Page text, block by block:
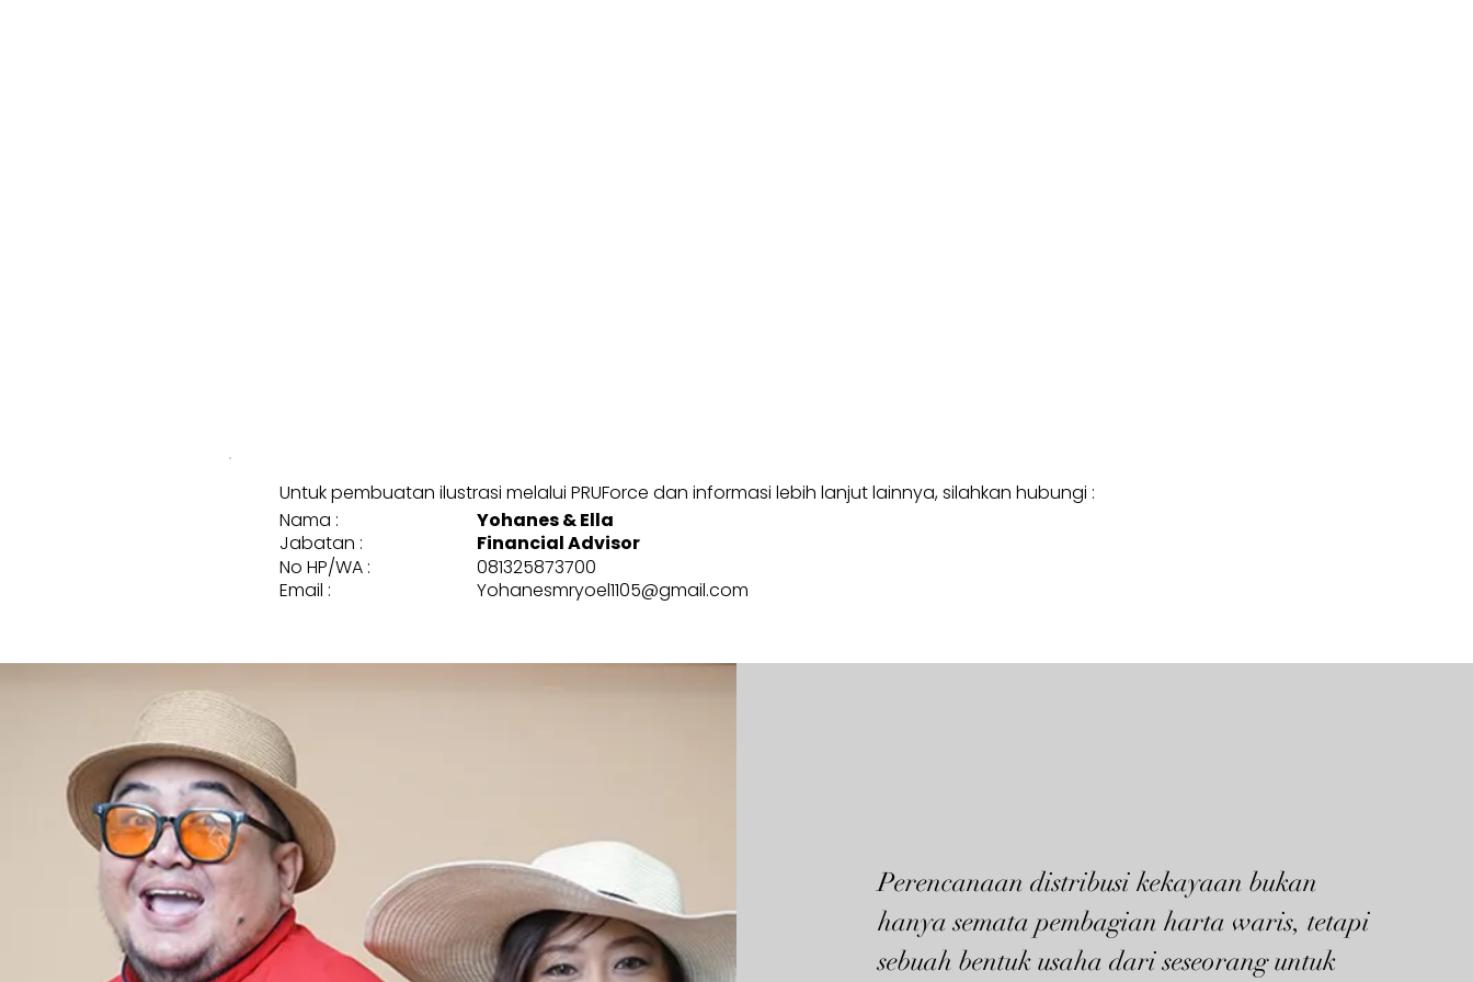
Untuk pembuatan ilustrasi melalui PRUForce dan informasi lebih lanjut lainnya, silahkan hubungi :
Nama :
Yohanes & Ella
Jabatan :
Financial Advisor
No HP/WA :
081325873700
Email :
Yohanesmryoel1105@gmail.com
Perencanaan distribusi kekayaan bukan
hanya semata pembagian harta waris, tetapi
sebuah bentuk usaha dari seseorang untuk